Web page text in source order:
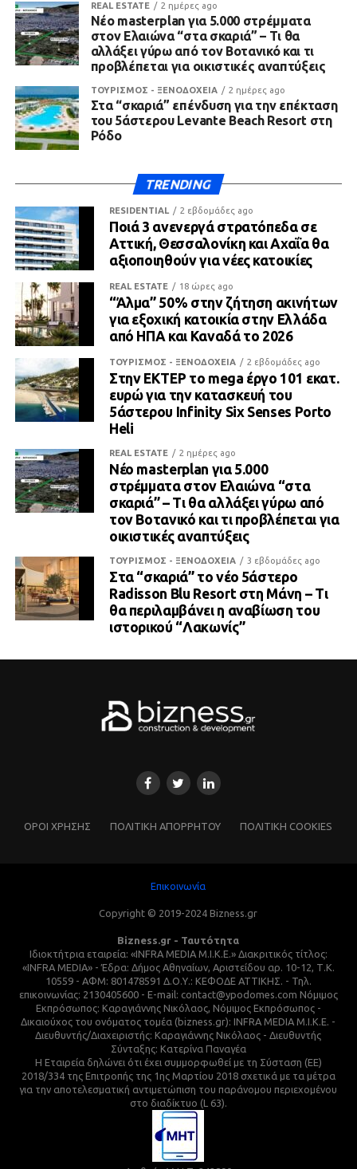
REAL ESTATE 2 ημέρες ago
Νέο masterplan για 5.000 στρέμματα
στον Ελαιώνα “στα σκαριά” – Τι θα
αλλάξει γύρω από τον Βοτανικό και τι
προβλέπεται για οικιστικές αναπτύξεις
ΤΟΥΡΙΣΜΟΣ - ΞΕΝΟΔΟΧΕΙΑ 2 ημέρες ago
Στα “σκαριά” επένδυση για την επέκταση
του 5άστερου Levante Beach Resort στη
Ρόδο
TRENDING
RESIDENTIAL 2 εβδομάδες ago
Ποιά 3 ανενεργά στρατόπεδα σε
Αττική, Θεσσαλονίκη και Αχαΐα θα
αξιοποιηθούν για νέες κατοικίες
REAL ESTATE 18 ώρες ago
“Άλμα” 50% στην ζήτηση ακινήτων
για εξοχική κατοικία στην Ελλάδα
από ΗΠΑ και Καναδά το 2026
ΤΟΥΡΙΣΜΟΣ - ΞΕΝΟΔΟΧΕΙΑ 2 εβδομάδες ago
Στην ΕΚΤΕΡ το mega έργο 101 εκατ.
ευρώ για την κατασκευή του
5άστερου Infinity Six Senses Porto
Heli
REAL ESTATE 2 ημέρες ago
Νέο masterplan για 5.000
στρέμματα στον Ελαιώνα “στα
σκαριά” – Τι θα αλλάξει γύρω από
τον Βοτανικό και τι προβλέπεται για
οικιστικές αναπτύξεις
ΤΟΥΡΙΣΜΟΣ - ΞΕΝΟΔΟΧΕΙΑ 3 εβδομάδες ago
Στα “σκαριά” το νέο 5άστερο
Radisson Blu Resort στη Μάνη – Τι
θα περιλαμβάνει η αναβίωση του
ιστορικού “Λακωνίς”
ΌΡΟΙ ΧΡΗΣΗΣ ΠΟΛΙΤΙΚΗ ΑΠΟΡΡΗΤΟΥ ΠΟΛΙΤΙΚΗ COOKIES
Επικοινωνία
Copyright © 2019-2024 Bizness.gr
Bizness.gr - Ταυτότητα
Ιδιοκτήτρια εταιρεία: «INFRA MEDIA M.I.K.E.» Διακριτικός τίτλος:
«INFRA MEDIA» - Έδρα: Δήμος Αθηναίων, Αριστείδου αρ. 10-12, Τ.Κ.
10559 - ΑΦΜ: 801478591 Δ.Ο.Υ.: ΚΕΦΟΔΕ ΑΤΤΙΚΗΣ. - Τηλ.
επικοινωνίας: 2130405600 - E-mail: contact@ypodomes.com Νόμιμος
Εκπρόσωπος: Καραγιάννης Νικόλαος, Νόμιμος Εκπρόσωπος -
Δικαιούχος του ονόματος τομέα (bizness.gr): INFRA MEDIA M.I.K.E. -
Διευθυντής/Διαχειριστής: Καραγιάννης Νικόλαος - Διευθυντής
Σύνταξης: Κατερίνα Παναγέα
Η Εταιρεία δηλώνει ότι έχει συμμορφωθεί με τη Σύσταση (ΕΕ)
2018/334 της Επιτροπής της 1ης Μαρτίου 2018 σχετικά με τα μέτρα
για την αποτελεσματική αντιμετώπιση του παράνομου περιεχομένου
στο διαδίκτυο (L 63).